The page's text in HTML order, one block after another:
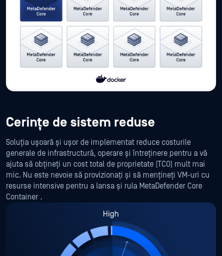
Cerințe de sistem reduse
Soluția ușoară și ușor de implementat reduce costurile
generale de infrastructură, operare și întreținere pentru a vă
ajuta să obțineți un cost total de proprietate (TCO) mult mai
mic. Nu este nevoie să provizionați și să mențineți VM-uri cu
resurse intensive pentru a lansa și rula MetaDefender Core
Container .